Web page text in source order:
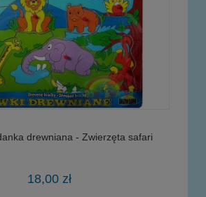
drewniana - Zwierzęta safari
18,00 zł